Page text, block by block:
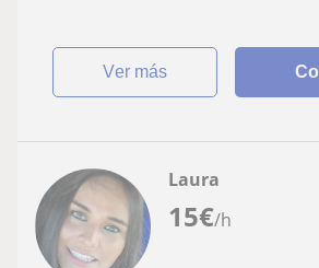
ver más
15€/h
Laura